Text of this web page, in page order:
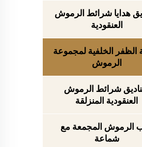
هدايا شرائط الرموش
العنقودية
الظفر الخلفية لمجموعة
الرموش
شرائط الرموش
العنقودية المنزلقة
الرموش المجمعة مع
شماعة